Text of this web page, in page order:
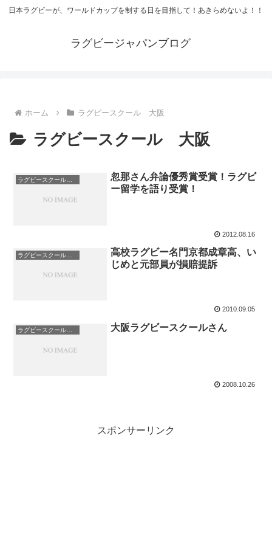
日本ラグビーが、ワールドカップを制する日を目指して！あきらめないよ！！
ラグビージャパンブログ
ホーム ラグビースクール 大阪
ラグビースクール 大阪
ラグビースクール 大阪
忽那さん弁論優秀賞受賞！ラグビ
ー留学を語り受賞！
2012.08.16
ラグビースクール 大阪
高校ラグビー名門京都成章高、い
じめと元部員が損賠提訴
2010.09.05
ラグビースクール 大阪 大阪ラグビースクールさん
2008.10.26
スポンサーリンク